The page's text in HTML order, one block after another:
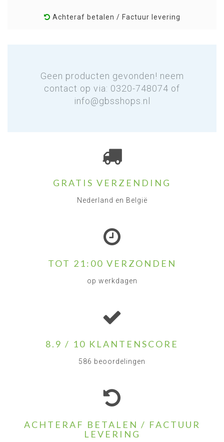
Achteraf betalen / Factuur levering
Geen producten gevonden! neem
contact op via: 0320-748074 of
info@gbsshops.nl
GRATIS VERZENDING
Nederland en België
TOT 21:00 VERZONDEN
op werkdagen
8.9 / 10 KLANTENSCORE
586 beoordelingen
ACHTERAF BETALEN / FACTUUR
LEVERING